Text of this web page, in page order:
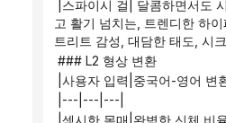
고 활기 넘치는, 트렌디한 하
트리트 감성, 대담한 태도, 시
### L2 형상 변환
|사용자 입력|중국어-영어 변
|---|---|---|